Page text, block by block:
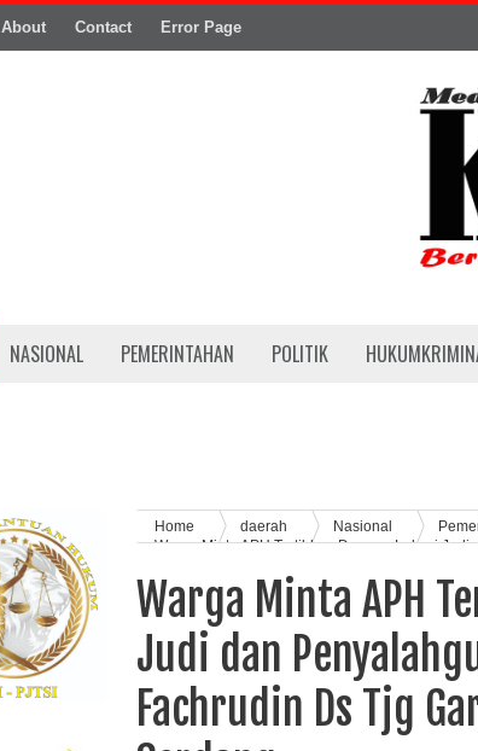
About Contact Error Page
NASIONAL PEMERINTAHAN POLITIK
Home daerah Nasional
Warga Minta APH Tertibkan Dugaan Lokasi
Warga Minta APH
Judi dan
Fachrudin Ds Tjg